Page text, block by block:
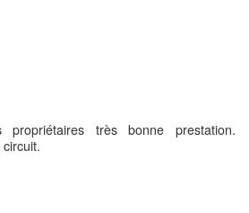
très bonne prestation.